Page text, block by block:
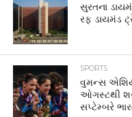
સુરતના
રફ ડાયમંડ
SPORTS
વુમન્સ
ઓગસ્ટથી
સપ્ટેમ્બરે